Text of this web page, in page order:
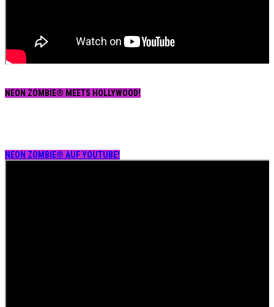
NEON ZOMBIE® MEETS HOLLYWOOD!
NEON ZOMBIE® AUF YOUTUBE!